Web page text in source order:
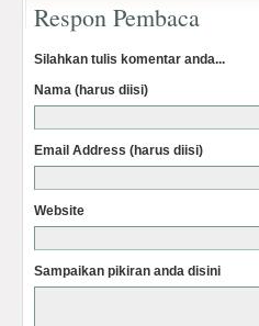
Respon Pembaca
Silahkan tulis komentar anda...
Nama (harus diisi)
Email Address (harus diisi)
Website
Sampaikan pikiran anda disini